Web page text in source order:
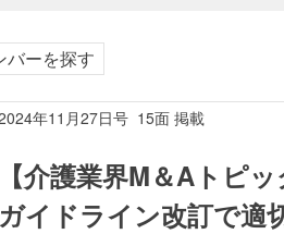
齢者住宅新聞 無料会員の皆様へ閲
バーを探す
年11月27日号 15面 掲載
【介護業界M＆Aトピ
ガイドライン改訂で適